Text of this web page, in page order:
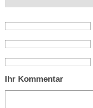
Ihr Kommentar